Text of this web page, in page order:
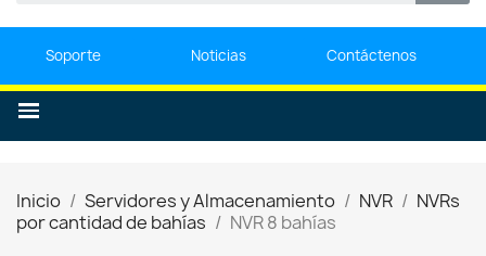
Soporte Noticias Contáctenos
Inicio Servidores y Almacenamiento NVR
NVRs
por cantidad de bahías
NVR 8 bahías